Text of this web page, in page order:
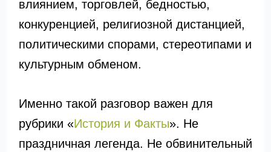
влиянием, торговлей, бедностью,
конкуренцией, религиозной дистанцией,
политическими спорами, стереотипами и
культурным обменом.
Именно такой разговор важен для
рубрики «История и Факты». Не
праздничная легенда. Не обвинительный